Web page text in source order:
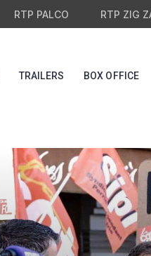
RTP PALCO RTP ZIG
TRAILERS BOX OFFICE